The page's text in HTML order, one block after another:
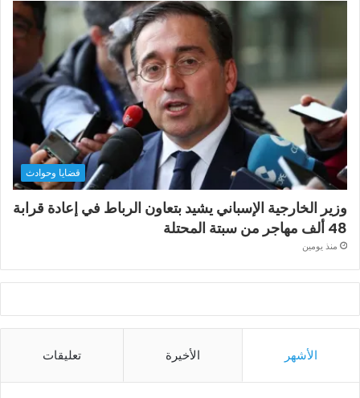
قضايا وحوادث
وزير الخارجية الإسباني يشيد بتعاون الرباط في إعادة قرابة
48 ألف مهاجر من سبتة المحتلة
منذ يومين
الأشهر الأخيرة تعليقات